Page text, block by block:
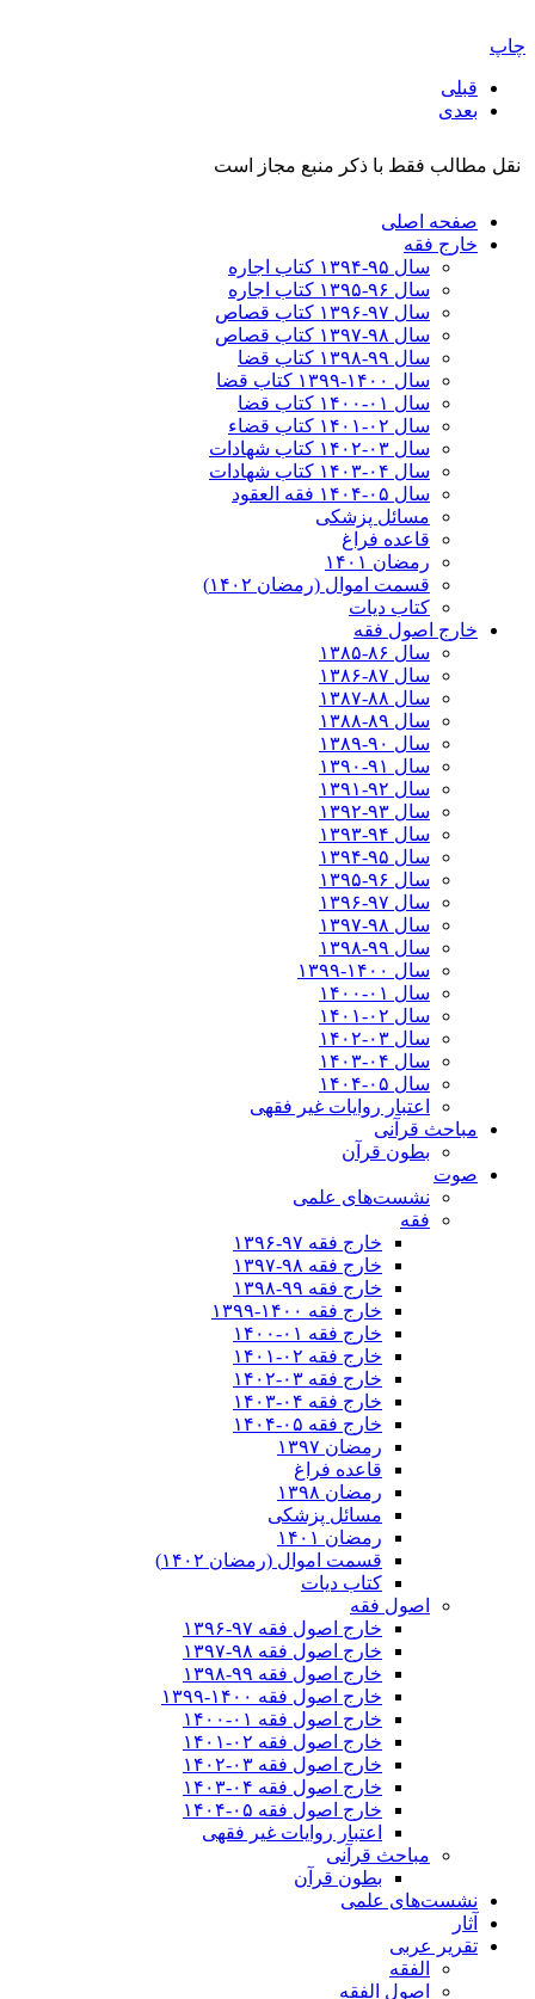
چاپ
قبلی
بعدی
نقل مطالب فقط با ذکر منبع مجاز است
صفحه اصلی
خارج فقه
سال ۹۵-۱۳۹۴ کتاب اجاره
سال ۹۶-۱۳۹۵ کتاب اجاره
سال ۹۷-۱۳۹۶ کتاب قصاص
سال ۹۸-۱۳۹۷ کتاب قصاص
سال ۹۹-۱۳۹۸‍ کتاب قضا
سال ۱۴۰۰-۱۳۹۹ کتاب قضا
سال ۰۱-۱۴۰۰ کتاب قضا
سال ۰۲-۱۴۰۱ کتاب قضاء
سال ۰۳-۱۴۰۲ کتاب شهادات
سال ۰۴-۱۴۰۳ کتاب شهادات
سال ۰۵-۱۴۰۴ فقه العقود
مسائل پزشکی
قاعده فراغ
رمضان ۱۴۰۱
قسمت اموال (رمضان ۱۴۰۲)
کتاب دیات
خارج اصول فقه
سال ۸۶-۱۳۸۵
سال ۸۷-۱۳۸۶
سال ۸۸-۱۳۸۷
سال ۸۹-۱۳۸۸
سال ۹۰-۱۳۸۹
سال ۹۱-۱۳۹۰
سال ۹۲-۱۳۹۱
سال ۹۳-۱۳۹۲
سال ۹۴-۱۳۹۳
سال ۹۵-۱۳۹۴
سال ۹۶-۱۳۹۵
سال ۹۷-۱۳۹۶
سال ۹۸-۱۳۹۷
سال ۹۹-۱۳۹۸‍
سال ۱۴۰۰-۱۳۹۹
سال ۰۱-۱۴۰۰
سال ۰۲-۱۴۰۱
سال ۰۳-۱۴۰۲
سال ۰۴-۱۴۰۳
سال ۰۵-۱۴۰۴
اعتبار روایات غیر فقهی
مباحث قرآنی
بطون قرآن
صوت
نشست‌های علمی
فقه
خارج فقه ۹۷-۱۳۹۶
خارج فقه ۹۸-۱۳۹۷
خارج فقه ۹۹-۱۳۹۸
خارج فقه ۱۴۰۰-۱۳۹۹
خارج فقه ۰۱-۱۴۰۰
خارج فقه ۰۲-۱۴۰۱
خارج فقه ۰۳-۱۴۰۲
خارج فقه ۰۴-۱۴۰۳
خارج فقه ۰۵-۱۴۰۴
رمضان ۱۳۹۷
قاعده فراغ
رمضان ۱۳۹۸
مسائل پزشکی
رمضان ۱۴۰۱
قسمت اموال (رمضان ۱۴۰۲)
کتاب دیات
اصول فقه
خارج اصول فقه ۹۷-۱۳۹۶
خارج اصول فقه ۹۸-۱۳۹۷
خارج اصول فقه ۹۹-۱۳۹۸
خارج اصول فقه ۱۴۰۰-۱۳۹۹
خارج اصول فقه ۰۱-۱۴۰۰
خارج اصول فقه ۰۲-۱۴۰۱
خارج اصول فقه ۰۳-۱۴۰۲
خارج اصول فقه ۰۴-۱۴۰۳
خارج اصول فقه ۰۵-۱۴۰۴
اعتبار روایات غیر فقهی
مباحث قرآنی
بطون قرآن
نشست‌های علمی
آثار
تقریر عربی
الفقه
اصول الفقه